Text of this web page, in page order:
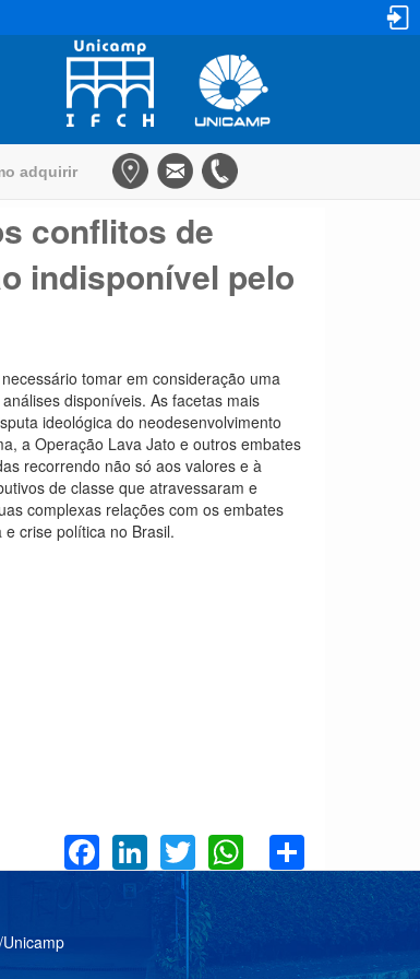
adquirir
conflitos de
indisponível pelo
tomar em consideração uma
disponíveis. As facetas mais
ideológica do neodesenvolvimento
a Operação Lava Jato e outros embates
recorrendo não só aos valores e à
de classe que atravessaram e
complexas relações com os embates
crise política no Brasil.
Facebook
LinkedIn
TwitterWhatsApp